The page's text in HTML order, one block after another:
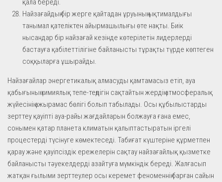
қала береді.
Найзағайдың бір жерге қайтадан ұруының ықтималдығы
танымал қателіктен айырмашылығы өте нақты. Биік
нысандар бір найзағай кезінде көтерілетін лидерлерді
бастауға қабілеттілігіне байланысты тұрақты түрде көптеген
соққыларға ұшырайды.
Найзағайлар энергетикалық алмасуды қамтамасыз етіп, ауа
қабығының химиялық тепе-теңдігін сақтайтын жердің атмосфералық
жүйесінің ажырамас бөлігі болып табылады. Осы құбылыстарды
зерттеу қауіпті ауа-райы жағдайларын болжауға ғана емес,
сонымен қатар планета климатын қалыптастыратын іргелі
процестерді түсінуге көмектеседі. Табиғат күштеріне құрметпен
қарау және қауіпсіздік ережелерін сақтау найзағайлық қызметке
байланысты тәуекелдерді азайтуға мүмкіндік береді. Жалғасып
жатқан ғылыми зерттеулер осы керемет феноменнің барған сайын